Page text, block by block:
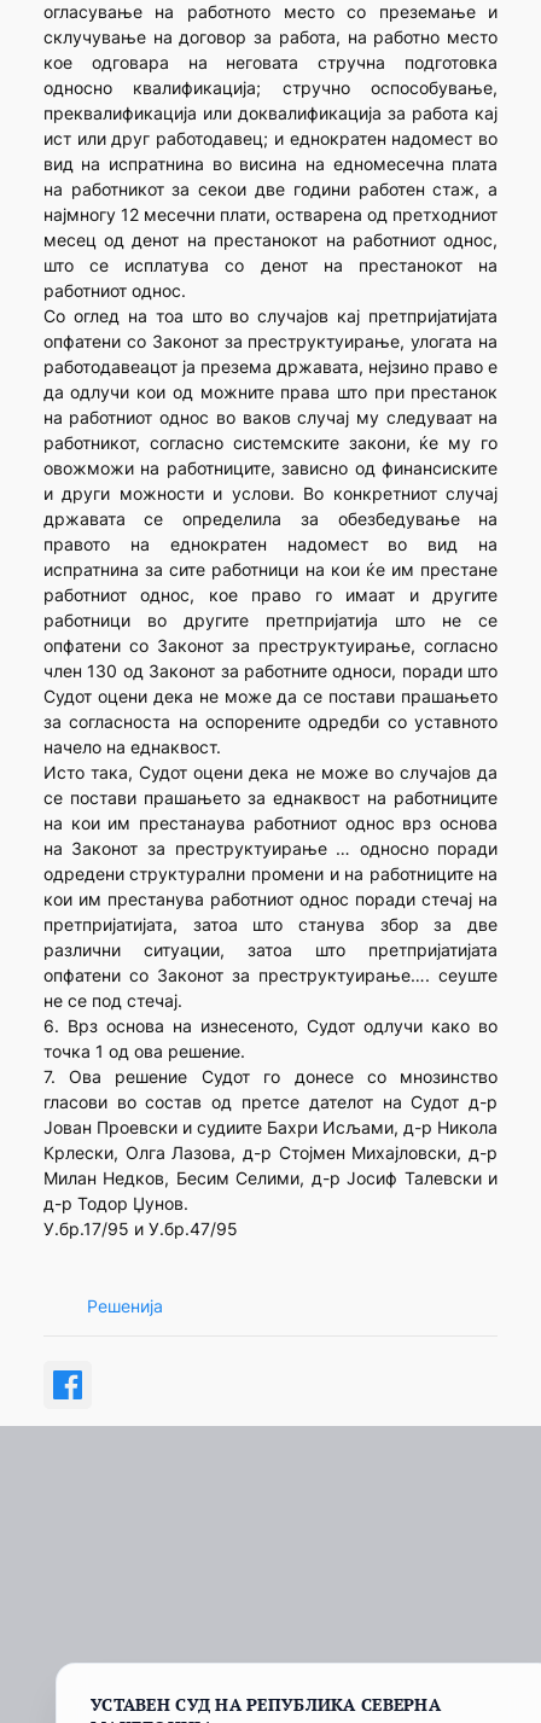
огласување на работното место со преземање и
склучување на договор за работа, на работно место
кое одговара на неговата стручна подготовка
односно квалификација; стручно оспособување,
преквалификација или доквалификација за работа кај
ист или друг работодавец; и еднократен надомест во
вид на испратнина во висина на едномесечна плата
на работникот за секои две години работен стаж, а
најмногу 12 месечни плати, остварена од претходниот
месец од денот на престанокот на работниот однос,
што се исплатува со денот на престанокот на
работниот однос.
Со оглед на тоа што во случајов кај претпријатијата
опфатени со Законот за преструктуирање, улогата на
работодавеацот ја презема државата, нејзино право е
да одлучи кои од можните права што при престанок
на работниот однос во ваков случај му следуваат на
работникот, согласно системските закони, ќе му го
овожможи на работниците, зависно од финансиските
и други можности и услови. Во конкретниот случај
државата се определила за обезбедување на
правото на еднократен надомест во вид на
испратнина за сите работници на кои ќе им престане
работниот однос, кое право го имаат и другите
работници во другите претпријатија што не се
опфатени со Законот за преструктуирање, согласно
член 130 од Законот за работните односи, поради што
Судот оцени дека не може да се постави прашањето
за согласноста на оспорените одредби со уставното
начело на еднаквост.
Исто така, Судот оцени дека не може во случајов да
се постави прашањето за еднаквост на работниците
на кои им престанаува работниот однос врз основа
на Законот за преструктуирање … односно поради
одредени структурални промени и на работниците на
кои им престанува работниот однос поради стечај на
претпријатијата, затоа што станува збор за две
различни ситуации, затоа што претпријатијата
опфатени со Законот за преструктуирање…. сеуште
не се под стечај.
6. Врз основа на изнесеното, Судот одлучи како во
точка 1 од ова решение.
7. Ова решение Судот го донесе со мнозинство
гласови во состав од претсе дателот на Судот д-р
Јован Проевски и судиите Бахри Исљами, д-р Никола
Крлески, Олга Лазова, д-р Стојмен Михајловски, д-р
Милан Недков, Бесим Селими, д-р Јосиф Талевски и
д-р Тодор Џунов.
У.бр.17/95 и У.бр.47/95
Решенија
УСТАВЕН СУД НА РЕПУБЛИКА СЕВЕРНА